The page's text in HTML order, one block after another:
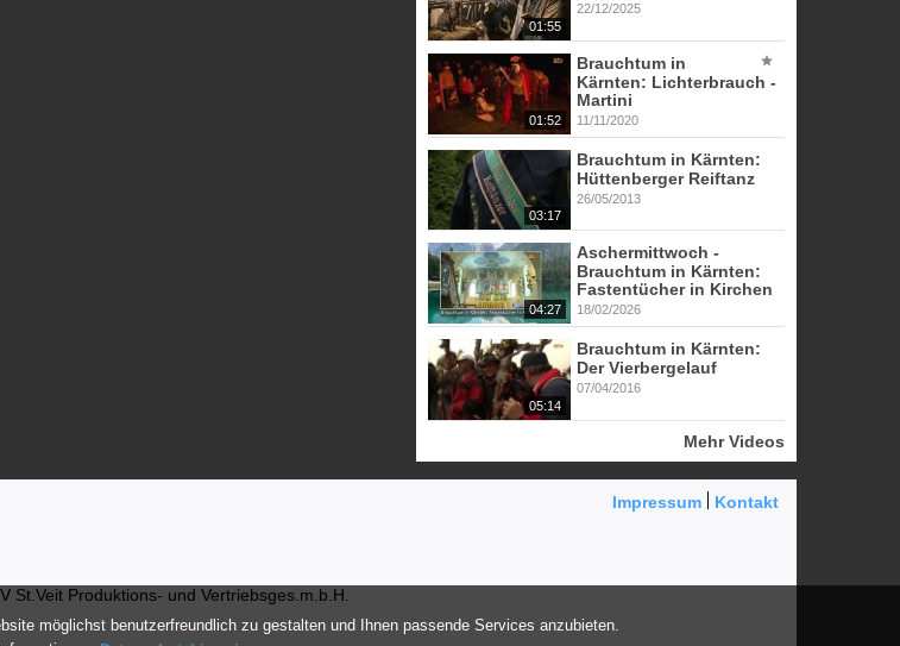
möglichst benutzerfreundlich zu gestalten und Ihnen passende Services anzubieten.
01:55
22/12/2025
01:52
Brauchtum in
Kärnten: Lichterbrauch -
Martini
11/11/2020
03:17
Brauchtum in Kärnten:
Hüttenberger Reiftanz
26/05/2013
04:27
Aschermittwoch -
Brauchtum in Kärnten:
Fastentücher in Kirchen
18/02/2026
05:14
Brauchtum in Kärnten:
Der Vierbergelauf
07/04/2016
Mehr Videos
Impressum
Kontakt
Produktions- und Vertriebsges.m.b.H.